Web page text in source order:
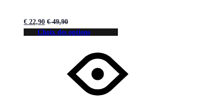
€ 22,90 €49,90
Choix des options